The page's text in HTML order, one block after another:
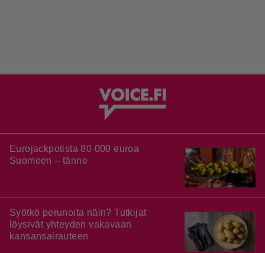
Eurojackpotista 80 000 euroa
Suomeen – tänne
Syötkö perunoita näin? Tutkijat
löysivät yhteyden vakavaan
kansansairauteen